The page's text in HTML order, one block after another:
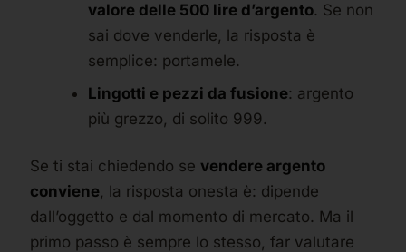
valore delle 500 lire d’argento. Se non
sai dove venderle, la risposta è
semplice: portamele.
Lingotti e pezzi da fusione: argento
più grezzo, di solito 999.
Se ti stai chiedendo se vendere argento
conviene, la risposta onesta è: dipende
dall’oggetto e dal momento di mercato. Ma il
primo passo è sempre lo stesso, far valutare